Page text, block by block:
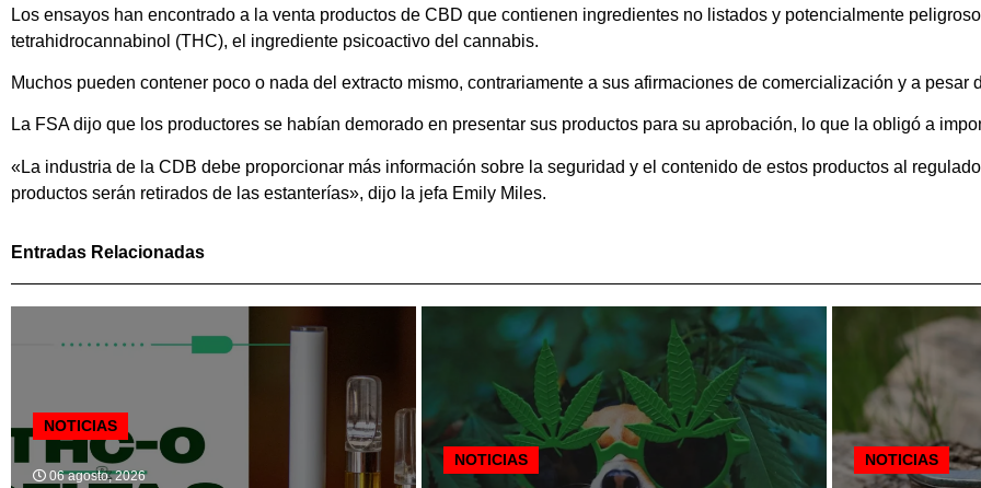
Los ensayos han encontrado a la venta productos de CBD que contienen ingredientes no listados y potencialmente
tetrahidrocannabinol (THC), el ingrediente psicoactivo del cannabis.
Muchos pueden contener poco o nada del extracto mismo, contrariamente a sus afirmaciones de comercialización y a pesar
La FSA dijo que los productores se habían demorado en presentar sus productos para su aprobación, lo que la obligó a
«La industria de la CDB debe proporcionar más información sobre la seguridad y el contenido de estos productos al
productos serán retirados de las estanterías», dijo la jefa Emily Miles.
Entradas Relacionadas
NOTICIAS
06 agosto, 2026
NOTICIAS NOTICIAS